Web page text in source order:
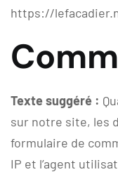
https://
Texte suggéré :
sur notre site, les
formulaire de
IP et l’agent